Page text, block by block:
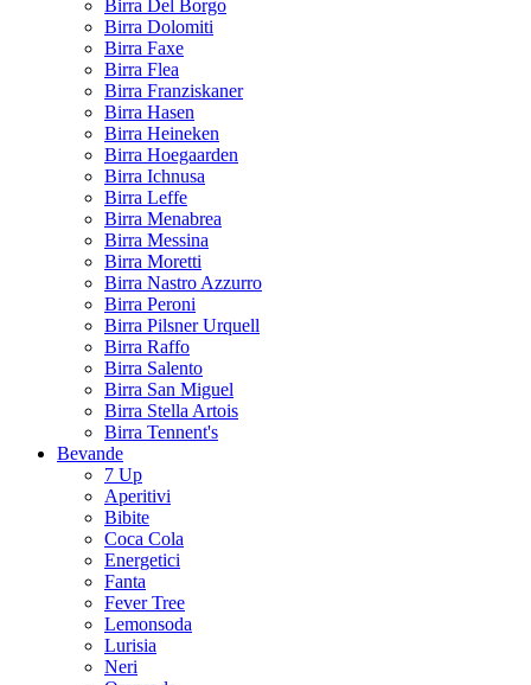
Birra Del Borgo
Birra Dolomiti
Birra Faxe
Birra Flea
Birra Franziskaner
Birra Hasen
Birra Heineken
Birra Hoegaarden
Birra Ichnusa
Birra Leffe
Birra Menabrea
Birra Messina
Birra Moretti
Birra Nastro Azzurro
Birra Peroni
Birra Pilsner Urquell
Birra Raffo
Birra Salento
Birra San Miguel
Birra Stella Artois
Birra Tennent's
Bevande
7 Up
Aperitivi
Bibite
Coca Cola
Energetici
Fanta
Fever Tree
Lemonsoda
Lurisia
Neri